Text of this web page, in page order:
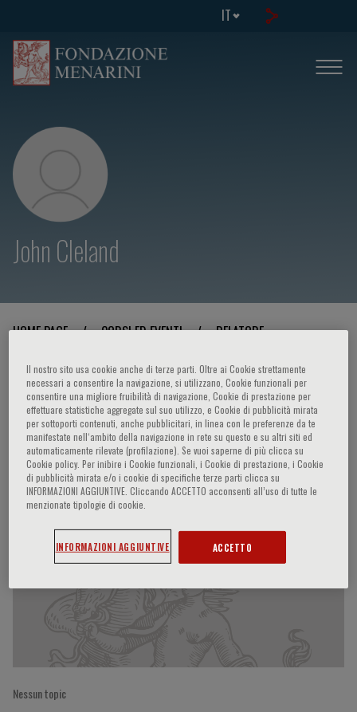
IT
John Cleland
HOME PAGE / CORSI ED EVENTI / RELATORE
John Cleland
Partecipazioni del relatore
Nessun topic
Il nostro sito usa cookie anche di terze parti. Oltre ai Cookie strettamente
necessari a consentire la navigazione, si utilizzano, Cookie funzionali per
consentire una migliore fruibilità di navigazione, Cookie di prestazione per
effettuare statistiche aggregate sul suo utilizzo, e Cookie di pubblicità mirata
per sottoporti contenuti, anche pubblicitari, in linea con le preferenze da te
manifestate nell‘ambito della navigazione in rete su questo e su altri siti ed
automaticamente rilevate (profilazione). Se vuoi saperne di più clicca su
Cookie policy. Per inibire i Cookie funzionali, i Cookie di prestazione, i Cookie
di pubblicità mirata e/o i cookie di specifiche terze parti clicca su
INFORMAZIONI AGGIUNTIVE. Cliccando ACCETTO acconsenti all’uso di tutte le
menzionate tipologie di cookie.
INFORMAZIONI AGGIUNTIVE ACCETTO